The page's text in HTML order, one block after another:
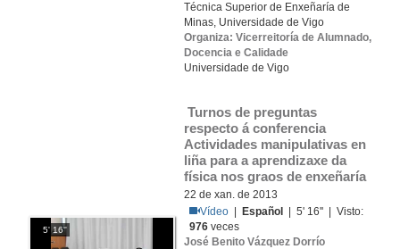
Técnica Superior de Enxeñaría de
Minas, Universidade de Vigo
Organiza: Vicerreitoría de Alumnado,
Docencia e Calidade
Universidade de Vigo
5' 16''
respecto á conferencia
Actividades manipulativas en
liña para a aprendizaxe da
física nos graos de enxeñaría
22 de xan. de 2013
Vídeo
Español
| 5' 16'' | Visto:
976 veces
José Benito Vázquez Dorrío